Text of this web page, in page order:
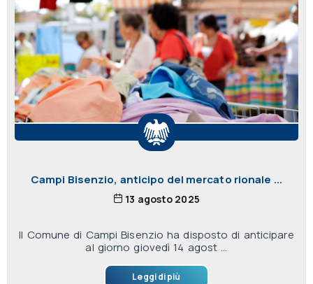
Campi Bisenzio, anticipo del mercato rionale ...
13 agosto 2025
Il Comune di Campi Bisenzio ha disposto di anticipare
al giorno giovedì 14 agost ...
Leggi di più